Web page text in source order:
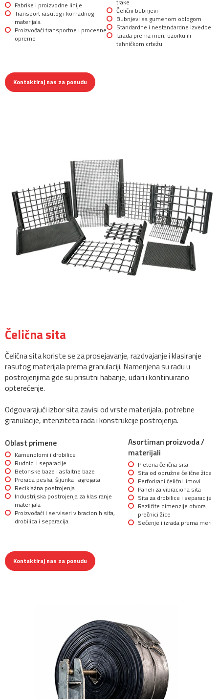
Fabrike i proizvodne linije
Transport rasutog i komadnog
materijala
Proizvođači transportne i procesne
opreme
trake
Čelični bubnjevi
Bubnjevi sa gumenom oblogom
Standardne i nestandardne izvedbe
Izrada prema meri, uzorku ili
tehničkom crtežu
Kontaktiraj nas za ponudu
Čelična sita
Čelična sita koriste se za prosejavanje, razdvajanje i klasiranje
rasutog materijala prema granulaciji. Namenjena su radu u
postrojenjima gde su prisutni habanje, udari i kontinuirano
opterećenje.
Odgovarajući izbor sita zavisi od vrste materijala, potrebne
granulacije, intenziteta rada i konstrukcije postrojenja.
Oblast primene
Kamenolomi i drobilice
Rudnici i separacije
Betonske baze i asfaltne baze
Prerada peska, šljunka i agregata
Reciklažna postrojenja
Industrijska postrojenja za klasiranje
materijala
Proizvođači i serviseri vibracionih sita,
drobilica i separacija
Asortiman proizvoda /
materijali
Pletena čelična sita
Sita od opružne čelične žice
Perforirani čelični limovi
Paneli za vibraciona sita
Sita za drobilice i separacije
Različite dimenzije otvora i
prečnici žice
Sečenje i izrada prema meri
Kontaktiraj nas za ponudu